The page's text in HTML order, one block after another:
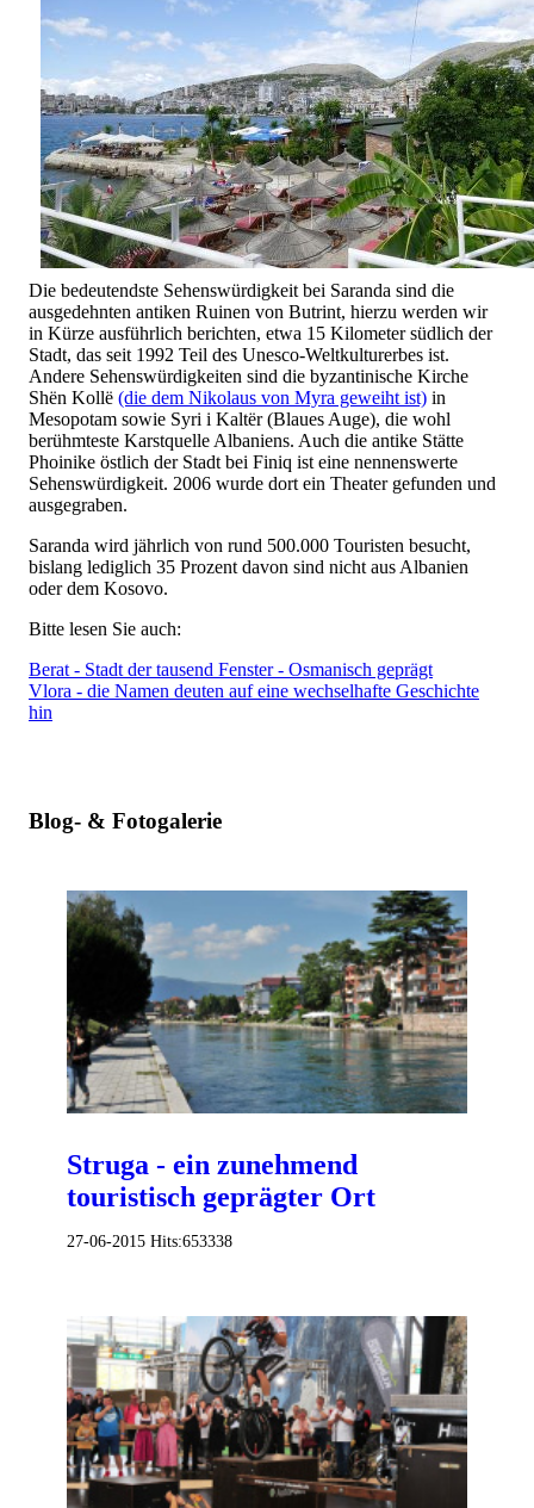
Die bedeutendste Sehenswürdigkeit bei Saranda sind die
ausgedehnten antiken Ruinen von Butrint, hierzu werden wir
in Kürze ausführlich berichten, etwa 15 Kilometer südlich der
Stadt, das seit 1992 Teil des Unesco-Weltkulturerbes ist.
Andere Sehenswürdigkeiten sind die byzantinische Kirche
Shën Kollë (die dem Nikolaus von Myra geweiht ist) in
Mesopotam sowie Syri i Kaltër (Blaues Auge), die wohl
berühmteste Karstquelle Albaniens. Auch die antike Stätte
Phoinike östlich der Stadt bei Finiq ist eine nennenswerte
Sehenswürdigkeit. 2006 wurde dort ein Theater gefunden und
ausgegraben.
Saranda wird jährlich von rund 500.000 Touristen besucht,
bislang lediglich 35 Prozent davon sind nicht aus Albanien
oder dem Kosovo.
Bitte lesen Sie auch:
Berat - Stadt der tausend Fenster - Osmanisch geprägt
Vlora - die Namen deuten auf eine wechselhafte Geschichte
hin
Blog- & Fotogalerie
Struga - ein zunehmend
touristisch geprägter Ort
27-06-2015 Hits:653338